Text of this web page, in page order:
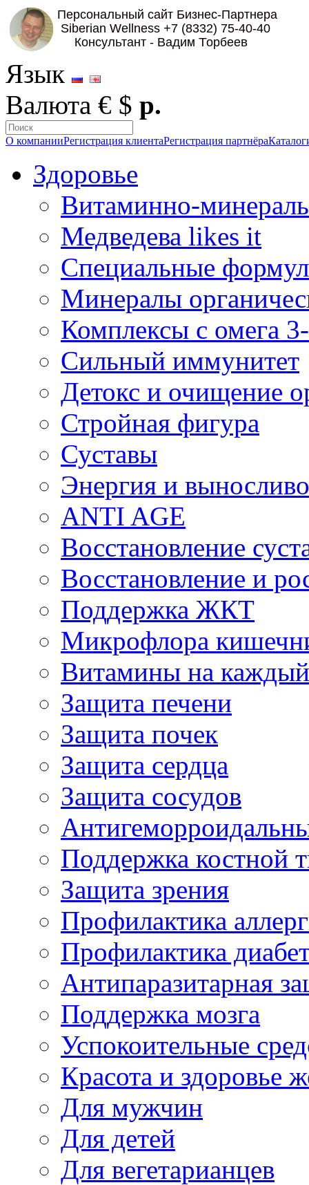
Язык
Валюта € $ р.
О компанииРегистрация клиентаРегистрация партнёра
Здоровье
Витаминно-
Медведева likes it
Специальные
Минералы
Комплексы с омега
Сильный иммунитет
Детокс и очищение
Стройная фигура
Суставы
Энергия и
ANTI AGE
Восстановление
Восстановление и
Поддержка ЖКТ
Микрофлора
Витамины на
Защита печени
Защита почек
Защита сердца
Защита сосудов
Поддержка костной
Защита зрения
Профилактика
Профилактика
Антипаразитарная
Поддержка мозга
Успокоительные
Красота и здоровье
Для мужчин
Для детей
Для вегетарианцев